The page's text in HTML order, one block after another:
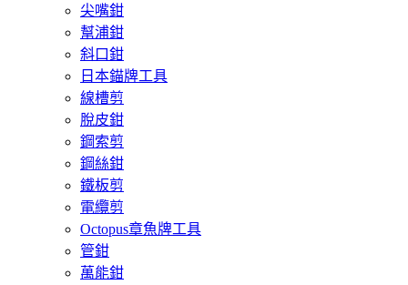
尖嘴鉗
幫浦鉗
斜口鉗
日本錨牌工具
線槽剪
脫皮鉗
鋼索剪
鋼絲鉗
鐵板剪
電纜剪
Octopus章魚牌工具
管鉗
萬能鉗